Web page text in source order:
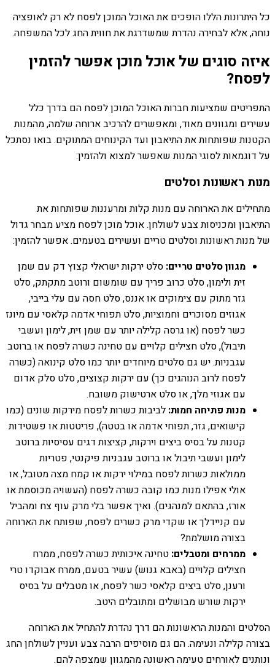
כל היתרונות הללו הופכים את האוכל המוכן לפסח לא רק לאופציה
נוחה, אלא לבחירה נהדרת שמשדרגת את חווית החג לכל המשפחה.
איזה סוגים של אוכל מוכן אפשר להזמין
לפסח?
התפריטים שמציעות חברות האוכל המוכן לפסח הם בדרך כלל
עשירים ומגוונים מאוד, ומאפשרים להרכיב ארוחה שלמה, מהמנות
הקטנות שפותחות את התיאבון ועד הקינוחים המתוקים. בואו נסתכל
על דוגמאות לסוגי המנות שאפשר למצוא ולהזמין:
מנות ראשונות וסלטים
מתחילים את הארוחה עם מנות קלות ומרעננות שפותחות את
התיאבון ומכניסות צבע לשולחן. אוכל מוכן לפסח מציע מבחר גדול
של מנות ראשונות וסלטים טריים ועשירים בטעמים. אפשר להזמין:
מגוון סלטים טריים: סלט ירקות ישראלי קצוץ דק עם שמן
זית ולימון, סלט כרוב פריך עם שומשום ורוטב מתקתק, סלט
גזר מתוק עם צימוקים או אננס, סלט חסה עם עלי בייבי,
אגוזים מסוכרים וחמוציות, סלט תפוחי אדמה קלאסי עם מיונז
כשר לפסח (או גרסה קלילה יותר עם שמן זית, לימון ועשבי
תיבול), סלט חצילים קלויים עם טחינה כשרה לפסח או ברוטב
עגבניות. יש גם סלטים מיוחדים יותר כמו סלט קינואה (כשרה
לפסח לרוב הנוהגים כך) עם ירקות קצוצים, סלט סלק אדום
עם אגוזי מלך, או סלט ארטישוק משובח.
מנות פתיחה חמות: לביבות כשרות לפסח מירקות שונים (כמו
קישואים, גזר, תפוחי אדמה או בטטה), פריטטות או פשטידות
קטנות על בסיס ביצים וירקות, קציצות דגים עסיסיות ברוטב
לימון ועשבי תיבול או ברוטב עגבניות פיקנטי, פטריות
ממולאות כשרות לפסח במילוי ירקות או קמח מצה מטובל, או
אולי אפילו מנות כמו קובה כשרה לפסח (העשויה מכוסמת או
אורז, בהתאם למנהגים). ואיך אפשר בלי מרק עוף צח ומהביל
עם קניידלך או שקדי מרק כשרים לפסח, שפותח את הארוחה
בצורה מושלמת?
ממרחים ומטבלים: טחינה איכותית כשרה לפסח, ממרח
חצילים קלויים (באבא גנוש) עשיר בטעם, ממרח אבוקדו טרי
ורענן, סלט ביצים קלאסי כשר לפסח, או מטבלים על בסיס
ירקות שורש מבושלים ומתובלים היטב.
הסלטים והמנות הראשונות הם דרך נהדרת להתחיל את הארוחה
בצורה קלילה ונעימה. הם גם מוסיפים הרבה צבע ועניין לשולחן החג
ונותנים לאורחים טעימה ראשונה מהמגוון שמצפה להם.